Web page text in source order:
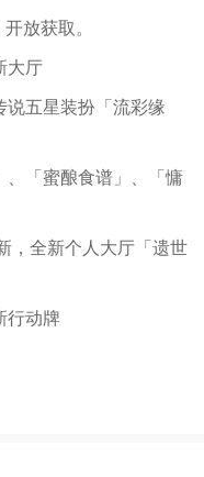
放获取。
大厅
说五星装扮「流彩缘
、「蜜酿食谱」、「慵
，全新个人大厅「遗世
行动牌